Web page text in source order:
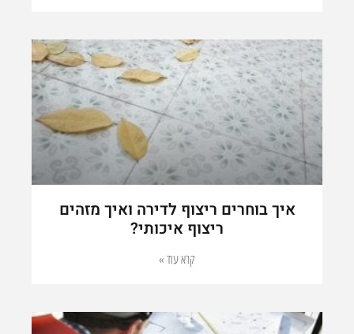
איך בוחרים ריצוף לדירה ואיך מזהים
ריצוף איכותי?
קרא עוד »